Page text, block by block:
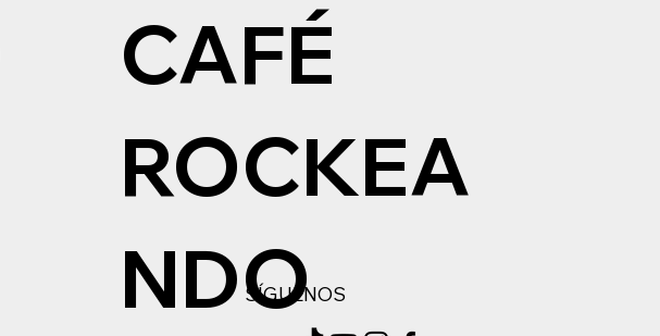
SÍGUENOS
CAFÉ
ROCKEA
NDO